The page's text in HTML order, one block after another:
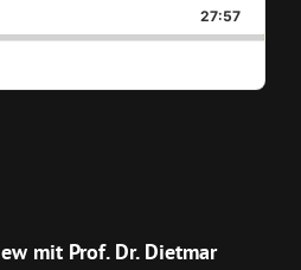
27:57
mit Prof. Dr. Dietmar